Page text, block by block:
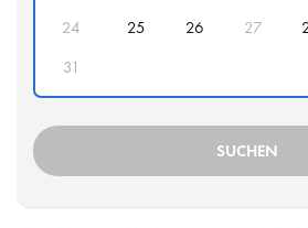
24
25 26 27
31